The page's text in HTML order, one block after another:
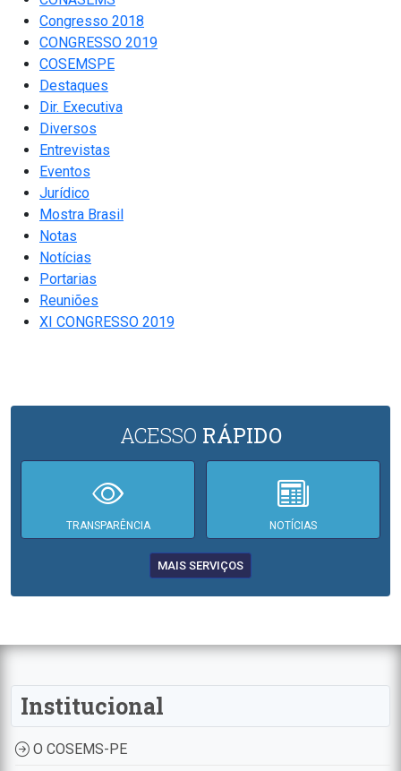
Congresso 2018
CONGRESSO 2019
COSEMSPE
Destaques
Dir. Executiva
Diversos
Entrevistas
Eventos
Jurídico
Mostra Brasil
Notas
Notícias
Portarias
Reuniões
XI CONGRESSO 2019
ACESSO RÁPIDO
TRANSPARÊNCIA NOTÍCIAS
MAIS SERVIÇOS
Institucional
O COSEMS-PE